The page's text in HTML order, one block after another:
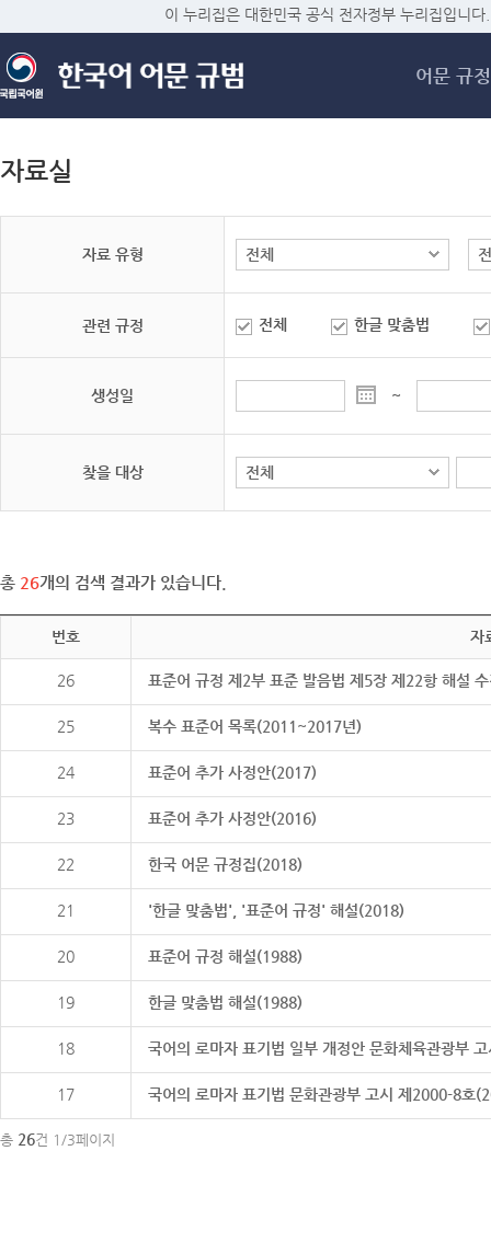
메
이 누리집은 대한민국 공식 전자정부 누리집입니다.
어문 규정
자료실
자료 유형
관련 규정 전체 한글 맞춤법
생성일 ~
찾을 대상
총 26개의 검색 결과가 있습니다.
번호 자
26 표준어 규정 제2부 표준 발음법 제5장 제22항 해설
25 복수 표준어 목록(2011~2017년)
24 표준어 추가 사정안(2017)
23 표준어 추가 사정안(2016)
22 한국 어문 규정집(2018)
21 '한글 맞춤법', '표준어 규정' 해설(2018)
20 표준어 규정 해설(1988)
19 한글 맞춤법 해설(1988)
18 국어의 로마자 표기법 일부 개정안 문화체육관광부
17 국어의 로마자 표기법 문화관광부 고시 제2000-8호
총 26건 1/3페이지